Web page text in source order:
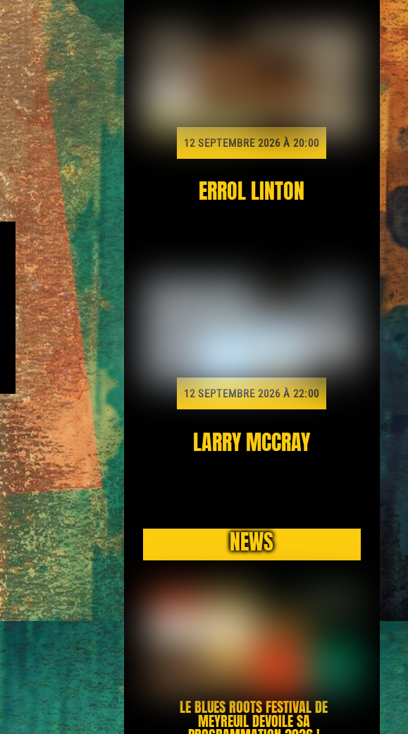
12 SEPTEMBRE 2026 À 20:00
ERROL LINTON
12 SEPTEMBRE 2026 À 22:00
LARRY MCCRAY
NEWS
LE BLUES ROOTS FESTIVAL DE
MEYREUIL DEVOILE SA